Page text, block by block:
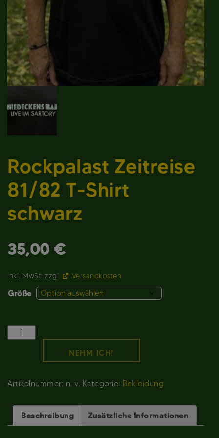
Rockpalast Zeitreise
81/82 T-Shirt
schwarz
35,00 €
inkl. MwSt. zzgl. Versandkosten
Größe
Rockpalast
Zeitreise
schwarz
NEHM ICH!
Artikelnummer: n. v. Kategorie: Bekleidung
Beschreibung Zusätzliche Informationen